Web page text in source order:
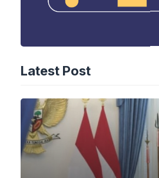
Latest Post